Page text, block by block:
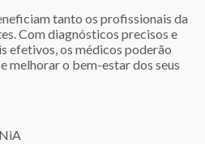
tanto os profissionais da
Com diagnósticos precisos e
efetivos, os médicos poderão
melhorar o bem-estar dos seus